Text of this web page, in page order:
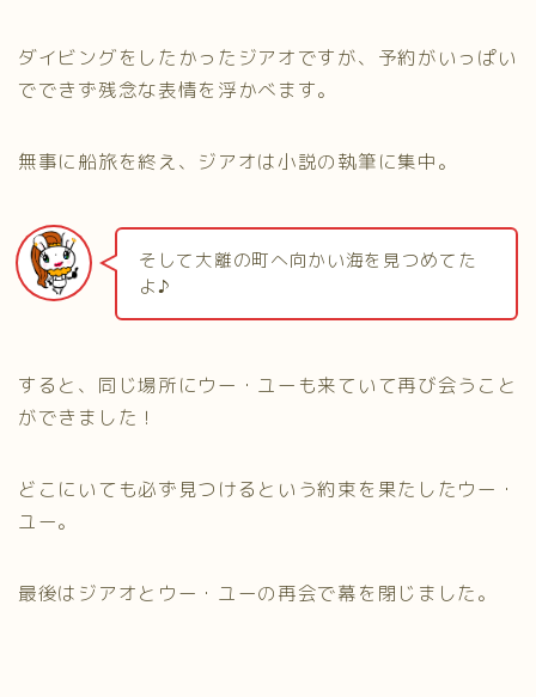
ダイビングをしたかったジアオですが、予約がいっぱい
でできず残念な表情を浮かべます。
無事に船旅を終え、ジアオは小説の執筆に集中。
そして大離の町へ向かい海を見つめてた
よ♪
すると、同じ場所にウー・ユーも来ていて再び会うこと
ができました！
どこにいても必ず見つけるという約束を果たしたウー・
ユー。
最後はジアオとウー・ユーの再会で幕を閉じました。